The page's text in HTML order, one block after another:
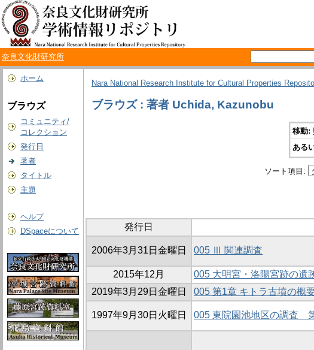
奈良文化財研究所
ホーム
ブラウズ
コミュニティ/
コレクション
発行日
著者
タイトル
主題
ヘルプ
DSpaceについて
Nara National Research Institute for Cultural Properties
ブラウズ : 著者 Uchida, Kazunobu
移動:
ある
ソート項目:
発行日
2006年3月31日金曜日 005 Ⅲ 関連調査
2015年12月
005 大明宮・洛陽宮跡の遺
2019年3月29日金曜日
005 第1章 キトラ古墳の概
1997年9月30日火曜日 005 東院園池地区の調査